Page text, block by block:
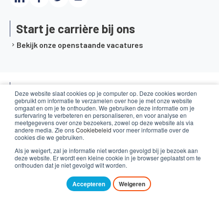
Deze website slaat cookies op je computer op. Deze cookies worden
gebruikt om informatie te verzamelen over hoe je met onze website
omgaat en om je te onthouden. We gebruiken deze informatie om je
surfervaring te verbeteren en personaliseren, en voor analyse en
meetgegevens over onze bezoekers, zowel op deze website als via
andere media. Zie onsCookiebeleid voor meer informatie over de
cookies die we gebruiken.
Als je weigert, zal je informatie niet worden gevolgd bij je bezoek aan
deze website. Er wordt een kleine cookie in je browser geplaatst om te
onthouden dat je niet gevolgd wilt worden.
Accepteren Weigeren
Start je carrière bij ons
Bekijk onze openstaande vacatures
Kennis & media
Onze ICT-dienstverlening
Over ons
Hulp nodig of vragen?